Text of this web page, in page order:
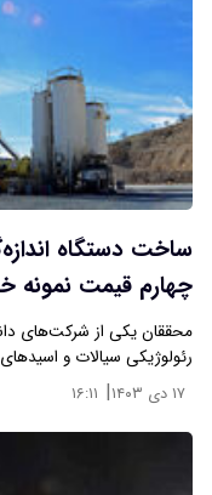
ساخت دستگاه
چهارم قیمت نمونه
محققان یکی از شرکت‌های
رئولوژیکی سیالات و
۱۷ دی ۱۴۰۳ | ۱۶:۱۱